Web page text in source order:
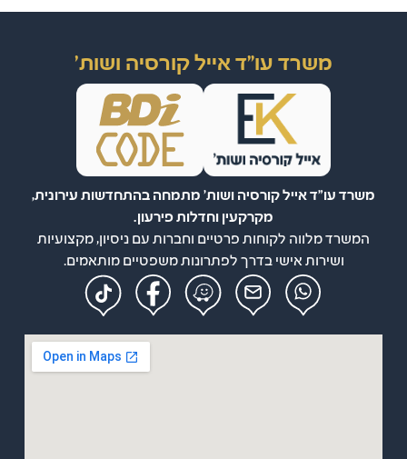
משרד עו"ד אייל קורסיה ושות'
משרד עו"ד אייל קורסיה ושות' מתמחה בהתחדשות עירונית,
מקרקעין וחדלות פירעון.
המשרד מלווה לקוחות פרטיים וחברות עם ניסיון, מקצועיות
ושירות אישי בדרך לפתרונות משפטיים מותאמים.